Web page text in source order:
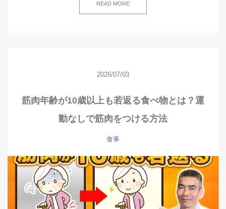
READ MORE
2026/07/03
筋肉年齢が10歳以上も若返る食べ物とは？運
動なしで筋肉をつける方法
食事